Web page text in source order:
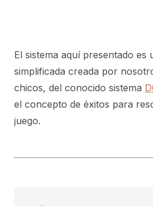
El sistema aquí presentado
simplificada creada por
chicos, del conocido sistema
el concepto de éxitos para
juego.